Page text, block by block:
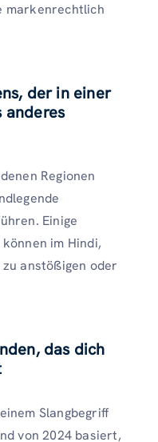
markenrechtlich
der in einer
anderes
Regionen
Einige
im Hindi,
anstößigen oder
das dich
Slangbegriff
von 2024 basiert,